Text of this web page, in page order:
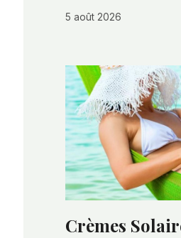
5 août 2026
Crèmes